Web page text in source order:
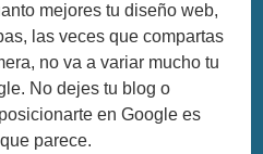
mejores tu diseño web,
las veces que compartas
no va a variar mucho tu
No dejes tu blog o
en Google es
parece.